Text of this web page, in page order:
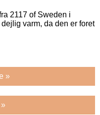
2117 of Sweden i
varm, da den er foret
»